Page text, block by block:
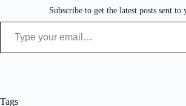
Subscribe to get the latest posts sent to
Type your email…
Tags